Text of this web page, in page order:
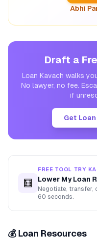
Abhi
Draft a
Loan Kavach walks
No lawyer, no fee.
if
Get
🧮
FREE TOOL TRY
Lower My Loan
Negotiate, transfer,
60 seconds.
💰 Loan Resources